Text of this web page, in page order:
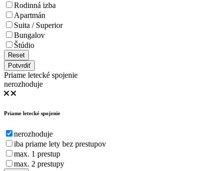
Rodinná izba
Apartmán
Suita / Superior
Bungalov
Štúdio
Reset
Potvrdiť
Priame letecké spojenie
nerozhoduje
Priame letecké spojenie
nerozhoduje
iba priame lety bez prestupov
max. 1 prestup
max. 2 prestupy